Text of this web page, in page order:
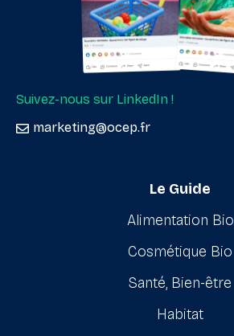
Suivez-nous sur LinkedIn !
marketing@ocep.fr
Le Guide
Alimentation Bio
Cosmétique Bio
Santé, Bien-être
Habitat